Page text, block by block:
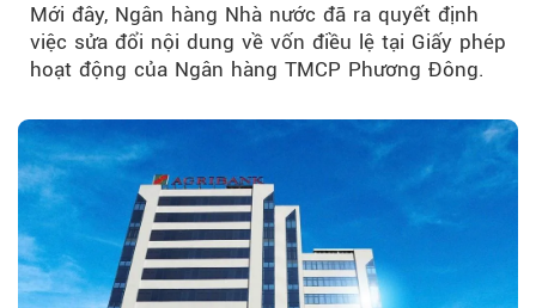
Mới đây, Ngân hàng Nhà nước đã ra quyết định
việc sửa đổi nội dung về vốn điều lệ tại Giấy phép
hoạt động của Ngân hàng TMCP Phương Đông.